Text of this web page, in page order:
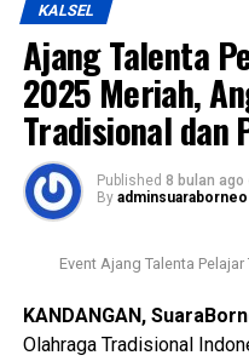
sebagai salah satu yang
“Jika tahun 1985
menurut saya tim saat ini
miliki. Kita harus yakin
Piala Dunia,” ungkap
Pernyataan tersebut
menilai, berbagai
menunjukkan hasil yang
KALSEL
Ajang Talenta
2025 Meriah,
Tradisional
Published 8 bulan ago
By adminsuaraborneo
Event Ajang Talenta
KANDANGAN,
Olahraga Tradisional